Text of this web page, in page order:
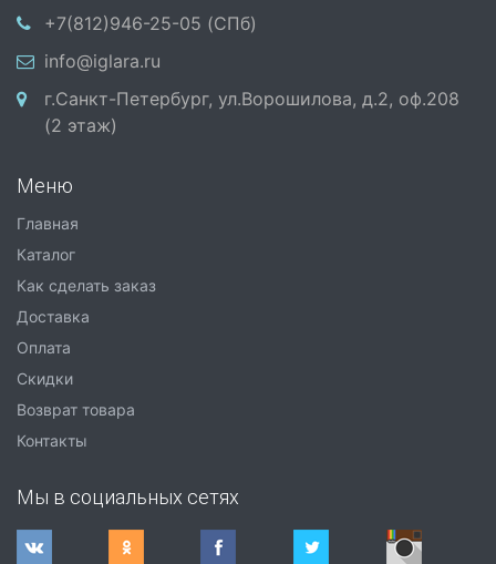
+7(812)946-25-05 (СПб)
info@iglara.ru
г.Санкт-Петербург, ул.Ворошилова, д.2, оф.208
(2 этаж)
Меню
Главная
Каталог
Как сделать заказ
Доставка
Оплата
Скидки
Возврат товара
Контакты
Мы в социальных сетях